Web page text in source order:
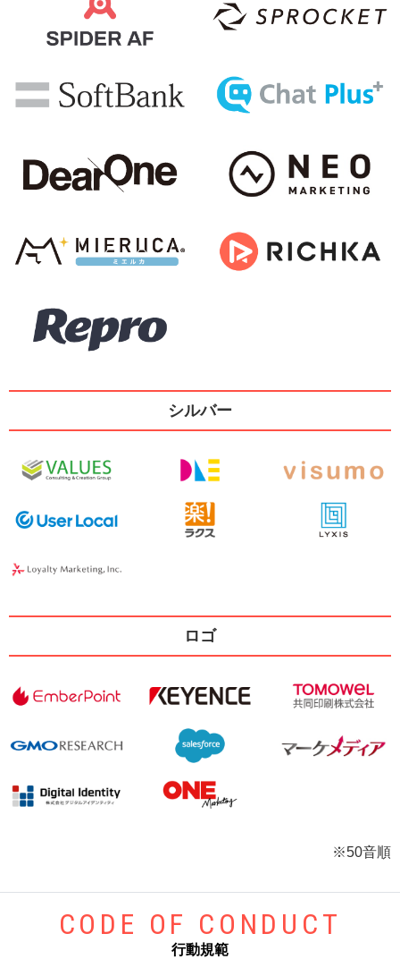
シルバー
ロゴ
※50音順
CODE OF CONDUCT
行動規範